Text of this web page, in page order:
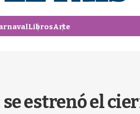
LibrosArte
estrenó el